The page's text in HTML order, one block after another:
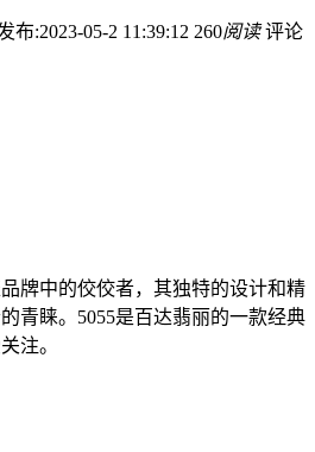
布:2023-05-2 11:39:12 260阅读 评论
牌中的佼佼者，其独特的设计和精
青睐。5055是百达翡丽的一款经典
注。